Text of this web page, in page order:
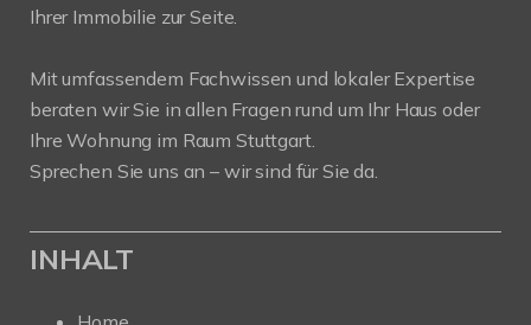
Ihrer Immobilie zur Seite.
Mit umfassendem Fachwissen und lokaler Expertise
beraten wir Sie in allen Fragen rund um Ihr Haus oder
Ihre Wohnung im Raum Stuttgart.
Sprechen Sie uns an – wir sind für Sie da.
INHALT